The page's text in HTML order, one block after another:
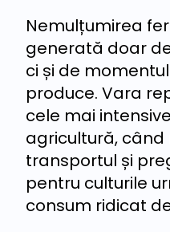
Nemulțumirea
generată doar
ci și de
produce. Vara
cele mai
agricultură,
transportul și
pentru culturile
consum ridicat